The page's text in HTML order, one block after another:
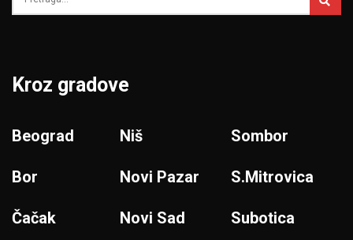
Kroz gradove
Beograd
Bor
Čačak
Niš
Novi Pazar
Novi Sad
Sombor
S.Mitrovica
Subotica